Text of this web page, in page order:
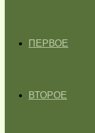
ПЕРВОЕ
ВТОРОЕ